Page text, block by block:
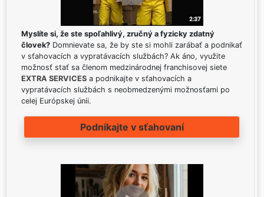
Myslíte si, že ste spoľahlivý, zručný a fyzicky zdatný
človek? Domnievate sa, že by ste si mohli zarábať a podnikať
v sťahovacích a vypratávacích službách? Ak áno, využite
možnosť stať sa členom medzinárodnej franchisovej siete
EXTRA SERVICES a podnikajte v sťahovacích a
vypratávacích službách s neobmedzenými možnosťami po
celej Európskej únii.
Podnikajte v sťahovaní